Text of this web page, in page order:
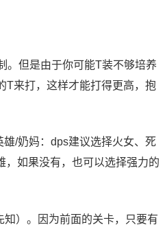
。但是由于你可能T装不够培养
T来打，这样才能打得更高，抱
/奶妈：dps建议选择火女、死
，如果没有，也可以选择强力的
）。因为前面的关卡，只要有